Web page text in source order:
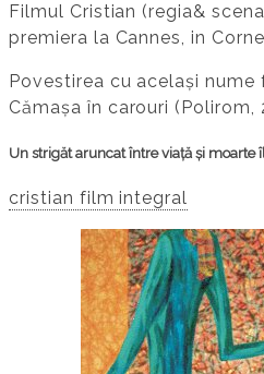
Filmul Cristian (regia&
premiera la Cannes, in
Povestirea cu același
Cămașa în carouri (Polirom,
Un strigăt aruncat între viață și moarte
cristian film integral